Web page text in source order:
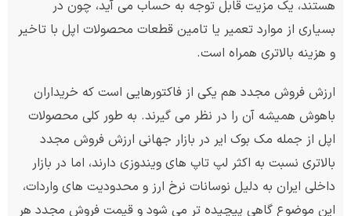
هستند، یک مزیت قابل توجه به حساب می آید، چون در
بسیاری از موارد تعمیر یا تامین قطعات محصولات اپل با تاخیر
و هزینه بالاتری همراه است.
ارزش فروش مجدد هم یکی از فاکتورهایی است که خریداران
باهوش همیشه آن را در نظر می گیرند. به طور کلی محصولات
اپل از جمله مک بوک ایر در بازار جهانی ارزش فروش مجدد
بالاتری نسبت به اکثر لپ تاپ های ویندوزی دارند، اما در بازار
داخلی ایران به دلیل نوسانات نرخ ارز و محدودیت های واردات،
این موضوع گاهی پیچیده تر می شود و قیمت فروش مجدد هر